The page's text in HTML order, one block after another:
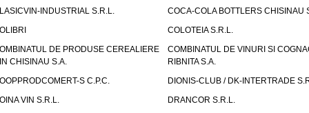
INDUSTRIAL S.R.L.
COCA-COLA BOTTLERS CHISINAU
COLOTEIA S.R.L.
DE PRODUSE CEREALIERE
CHISINAU S.A.
COMBINATUL DE VINURI SI
RIBNITA S.A.
S C.P.C.
DIONIS-CLUB / DK-INTERTRADE
VIN S.R.L.
DRANCOR S.R.L.